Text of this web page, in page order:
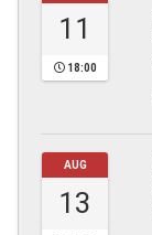
11
18:00
AUG
13